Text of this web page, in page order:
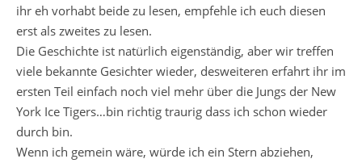
ihr eh vorhabt beide zu lesen, empfehle ich euch diesen
erst als zweites zu lesen.
Die Geschichte ist natürlich eigenständig, aber wir treffen
viele bekannte Gesichter wieder, desweiteren erfahrt ihr im
ersten Teil einfach noch viel mehr über die Jungs der New
York Ice Tigers…bin richtig traurig dass ich schon wieder
durch bin.
Wenn ich gemein wäre, würde ich ein Stern abziehen,